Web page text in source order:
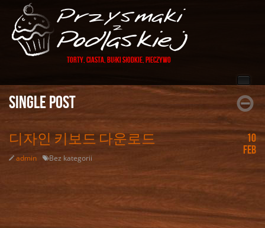
Torty, Ciasta, Bułki Słodkie, PIeczywo
Single post
디자인 키보드 다운로드
admin Bez kategorii
10
Feb